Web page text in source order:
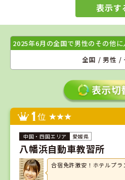
表示す
2025年6月の全国で男性のその他
全国 / 男性 /
1位
愛媛県
八幡浜自動車教習所
合宿免許激安！ホテルプラ